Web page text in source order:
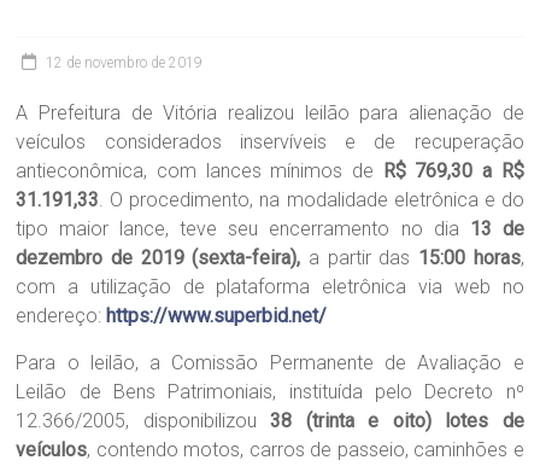
12 de novembro de 2019
A Prefeitura de Vitória realizou leilão para alienação de
veículos considerados inservíveis e de recuperação
antieconômica, com lances mínimos de R$ 769,30 a R$
31.191,33. O procedimento, na modalidade eletrônica e do
tipo maior lance, teve seu encerramento no dia 13 de
dezembro de 2019 (sexta-feira), a partir das 15:00 horas,
com a utilização de plataforma eletrônica via web no
endereço: https://www.superbid.net/
Para o leilão, a Comissão Permanente de Avaliação e
Leilão de Bens Patrimoniais, instituída pelo Decreto nº
12.366/2005, disponibilizou 38 (trinta e oito) lotes de
veículos, contendo motos, carros de passeio, caminhões e